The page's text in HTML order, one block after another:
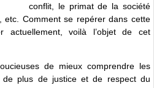
conflit, le primat de la société
etc. Comment se repérer dans cette
actuellement, voilà l’objet de cet
de mieux comprendre les
de plus de justice et de respect du